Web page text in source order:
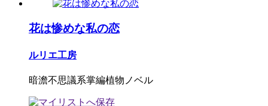
花は惨めな私の恋
ルリエ工房
暗澹不思議系掌編植物ノベル